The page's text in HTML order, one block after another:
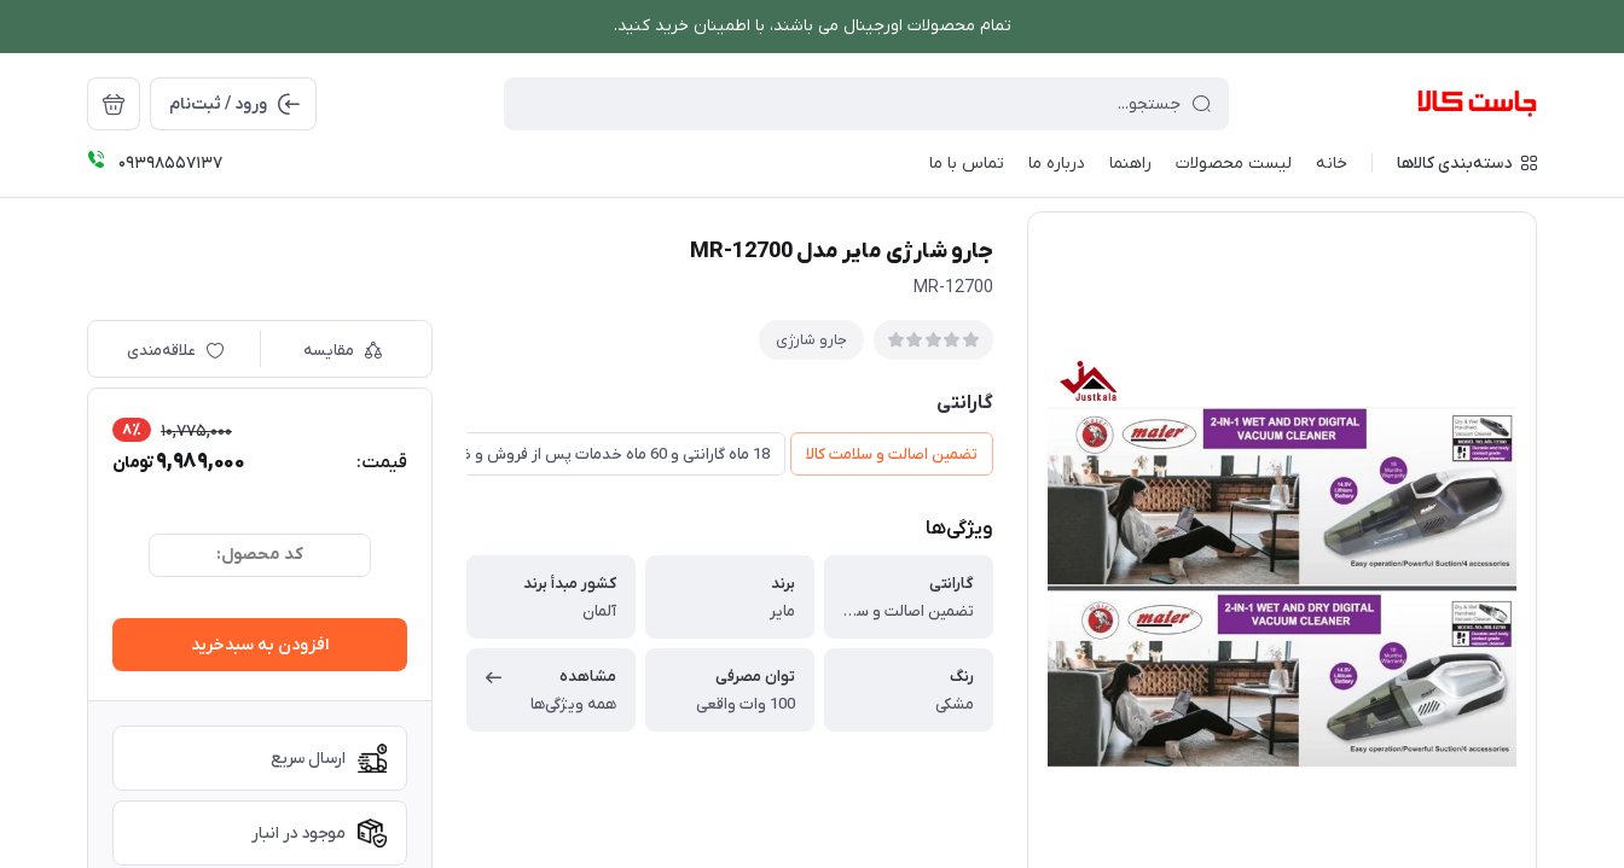
تمام محصولات اورجینال می باشند، با اطمینان خرید کنید.
ورود / ثبت‌نام
دسته‌بندی کالاها خانه لیست محصولات راهنما درباره ما تماس با ما 09398557137
فروشگاه اینترنتی جاست کالا شستشو و نظافت / جارو شارژی جارو شارژی مایر مدل MR-12700
جارو شارژی مایر مدل MR-12700
MR-12700
جارو شارژی
گارانتی
تضمین اصالت و سلامت کالا 18 ماه گارانتی و 60 ماه خدمات پس از فروش و ضمانت تعویض
ویژگی‌ها
گارانتی
تضمین اصالت و سلامت فیزیکی کالا (اورجینال)
برند
مایر
کشور مبدأ برند
آلمان
رنگ
مشکی
توان مصرفی
100 وات واقعی
مشاهده
همه ویژگی‌ها
مقایسه علاقه‌مندی
قیمت:
10,775,000 8٪
9,989,000تومان
کد محصول:
افزودن به سبدخرید
ارسال سریع
موجود در انبار